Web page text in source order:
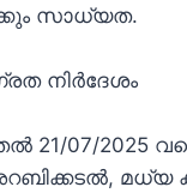
സാധ്യത.
നിർദേശം
21/07/2025
മധ്യ